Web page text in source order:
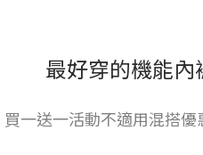
最好穿的機能內
買一送一活動不適用混搭